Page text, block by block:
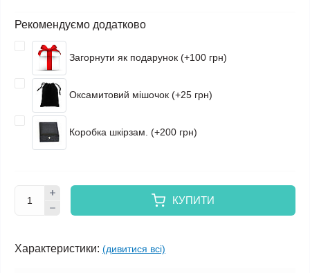
Рекомендуємо додатково
Загорнути як подарунок (+100 грн)
Оксамитовий мішочок (+25 грн)
Коробка шкірзам. (+200 грн)
КУПИТИ
Характеристики: (дивитися всі)